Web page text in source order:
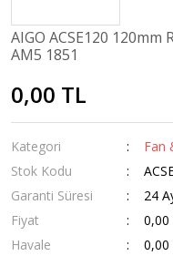
AIGO ACSE120 120mm
AM5 1851
0,00 TL
Kategori
Fan
Stok Kodu
Garanti Süresi
24
Fiyat
0,00
Havale
0,00